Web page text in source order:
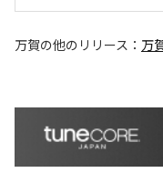
万賀の他のリリース： 万